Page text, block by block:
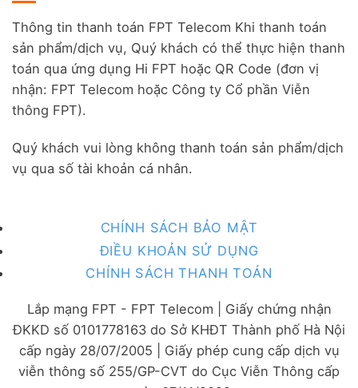
Thông tin thanh toán FPT Telecom Khi thanh toán
sản phẩm/dịch vụ, Quý khách có thể thực hiện thanh
toán qua ứng dụng Hi FPT hoặc QR Code (đơn vị
nhận: FPT Telecom hoặc Công ty Cổ phần Viễn
thông FPT).
Quý khách vui lòng không thanh toán sản phẩm/dịch
vụ qua số tài khoản cá nhân.
CHÍNH SÁCH BẢO MẬT
ĐIỀU KHOẢN SỬ DỤNG
CHÍNH SÁCH THANH TOÁN
Lắp mạng FPT - FPT Telecom | Giấy chứng nhận
ĐKKD số 0101778163 do Sở KHĐT Thành phố Hà Nội
cấp ngày 28/07/2005 | Giấy phép cung cấp dịch vụ
viễn thông số 255/GP-CVT do Cục Viễn Thông cấp